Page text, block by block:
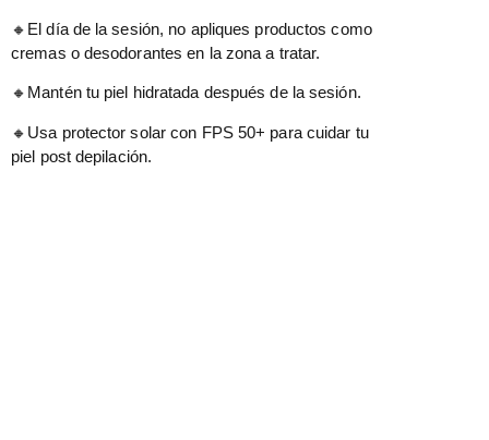
🔸El día de la sesión, no apliques productos como
cremas o desodorantes en la zona a tratar.
🔸Mantén tu piel hidratada después de la sesión.
🔸Usa protector solar con FPS 50+ para cuidar tu
piel post depilación.